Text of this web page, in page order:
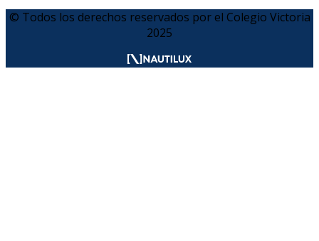
© Todos los derechos reservados por el Colegio Victoria
2025